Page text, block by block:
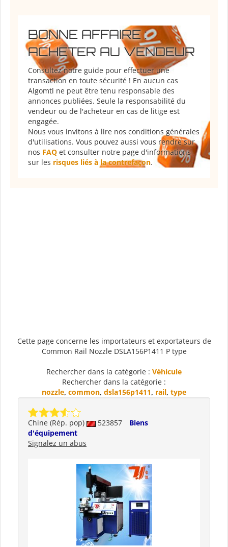
BONNE AFFAIRE :
ACHETER AU VENDEUR
Consultez notre guide pour effectuer une
transaction en toute sécurité ! En aucun cas
Algomtl ne peut être tenu responsable des
annonces publiées. Seule la responsabilité du
vendeur ou de l'acheteur en cas de litige est
engagée.
Nous vous invitons à lire nos conditions générales
d'utilisations. Vous pouvez aussi vous rendre sur
nos FAQ et consulter notre page d'informations
sur les risques liés à la contrefaçon.
Cette page concerne les importateurs et exportateurs de
Common Rail Nozzle DSLA156P1411 P type
Rechercher dans la catégorie : Véhicule
Rechercher dans la catégorie :
nozzle, common, dsla156p1411, rail, type
Chine (Rép. pop) 523857
Biens
d'équipement
Signalez un abus